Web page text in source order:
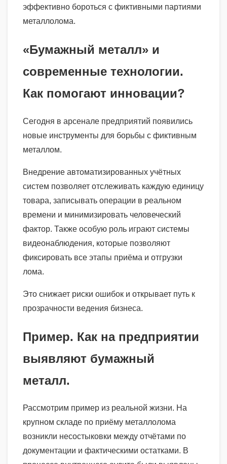
эффективно бороться с фиктивными партиями
металлолома.
«Бумажный металл» и
современные технологии.
Как помогают инновации?
Сегодня в арсенале предприятий появились
новые инструменты для борьбы с фиктивным
металлом.
Внедрение автоматизированных учётных
систем позволяет отслеживать каждую единицу
товара, записывать операции в реальном
времени и минимизировать человеческий
фактор. Также особую роль играют системы
видеонаблюдения, которые позволяют
фиксировать все этапы приёма и отгрузки
лома.
Это снижает риски ошибок и открывает путь к
прозрачности ведения бизнеса.
Пример. Как на предприятии
выявляют бумажный
металл.
Рассмотрим пример из реальной жизни. На
крупном складе по приёму металлолома
возникли несостыковки между отчётами по
документации и фактическими остатками. В